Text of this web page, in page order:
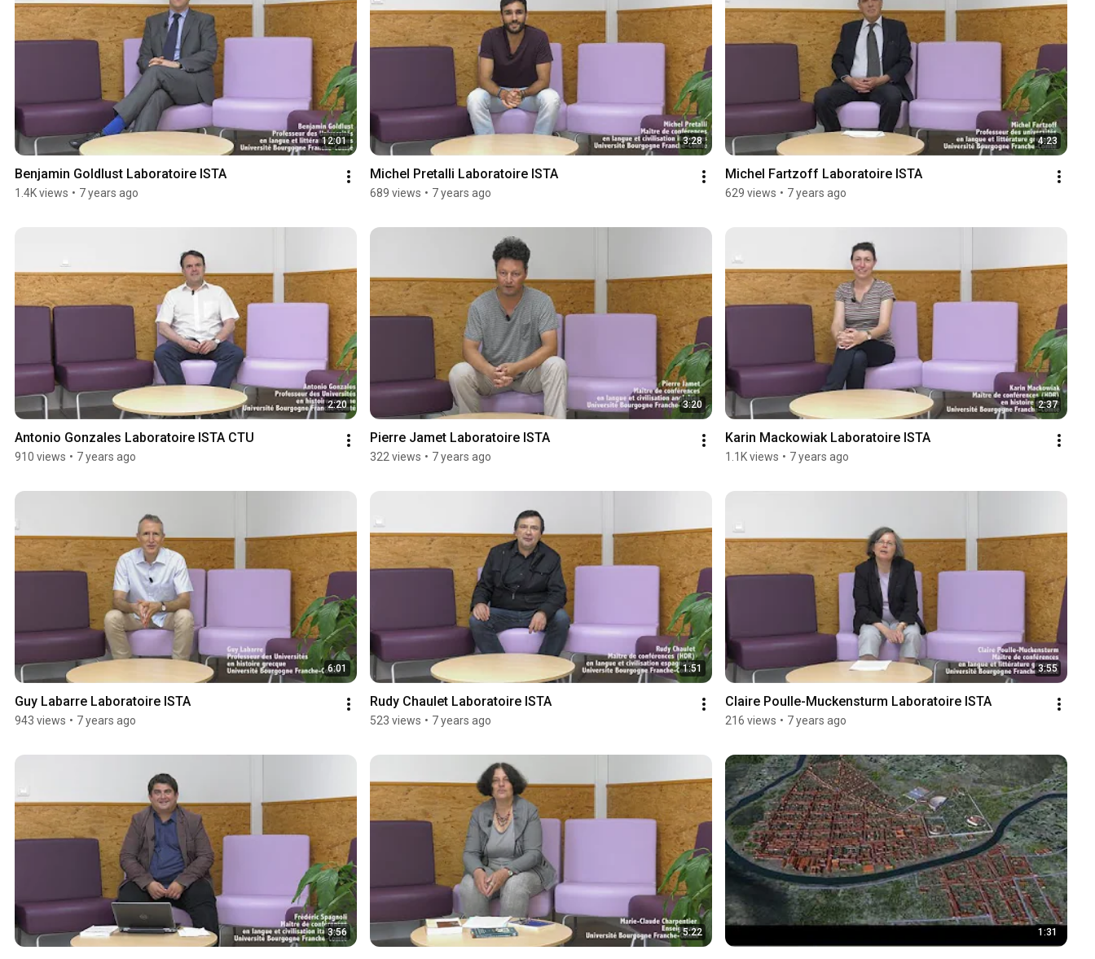
12:01
Benjamin Goldlust Laboratoire ISTA
1.4K views • 7 years ago
3:28
Michel Pretalli Laboratoire ISTA
689 views • 7 years ago
4:23
Michel Fartzoff Laboratoire ISTA
629 views • 7 years ago
2:20
Antonio Gonzales Laboratoire ISTA CTU
910 views • 7 years ago
3:20
Pierre Jamet Laboratoire ISTA
322 views • 7 years ago
2:37
Karin Mackowiak Laboratoire ISTA
1.1K views • 7 years ago
6:01
Guy Labarre Laboratoire ISTA
943 views • 7 years ago
1:51
Rudy Chaulet Laboratoire ISTA
523 views • 7 years ago
3:55
Claire Poulle-Muckensturm Laboratoire ISTA
216 views • 7 years ago
3:56 5:22 1:31